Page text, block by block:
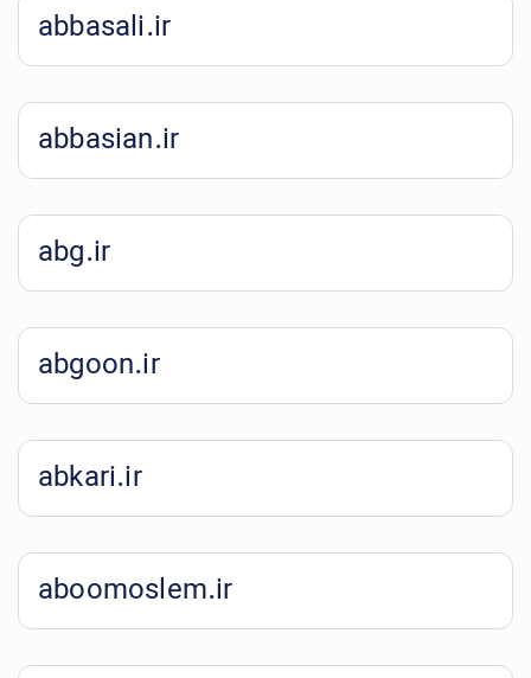
abbasali.ir
abbasian.ir
abg.ir
abgoon.ir
abkari.ir
aboomoslem.ir